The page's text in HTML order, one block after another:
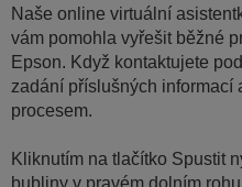
Naše online virtuální
vám pomohla vyřešit běžné
Epson. Když kontaktujete
zadání příslušných informací
procesem.
Kliknutím na tlačítko Spustit